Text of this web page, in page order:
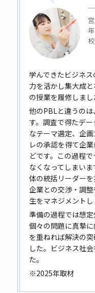
学んできたビジネ
力を活かし集大成
の授業を履修しまし
他のPBLと違うの
す。調査で得たデ
なテーマ選定、企
レの承認を得て企
どです。この過程
なくなってしまい
体の統括リーダー
企業との交渉・調
生をマネジメントし
準備の過程では想定
個々の問題に真摯
を重ねれば解決の
した。ビジネス社
た。
※2025年取材